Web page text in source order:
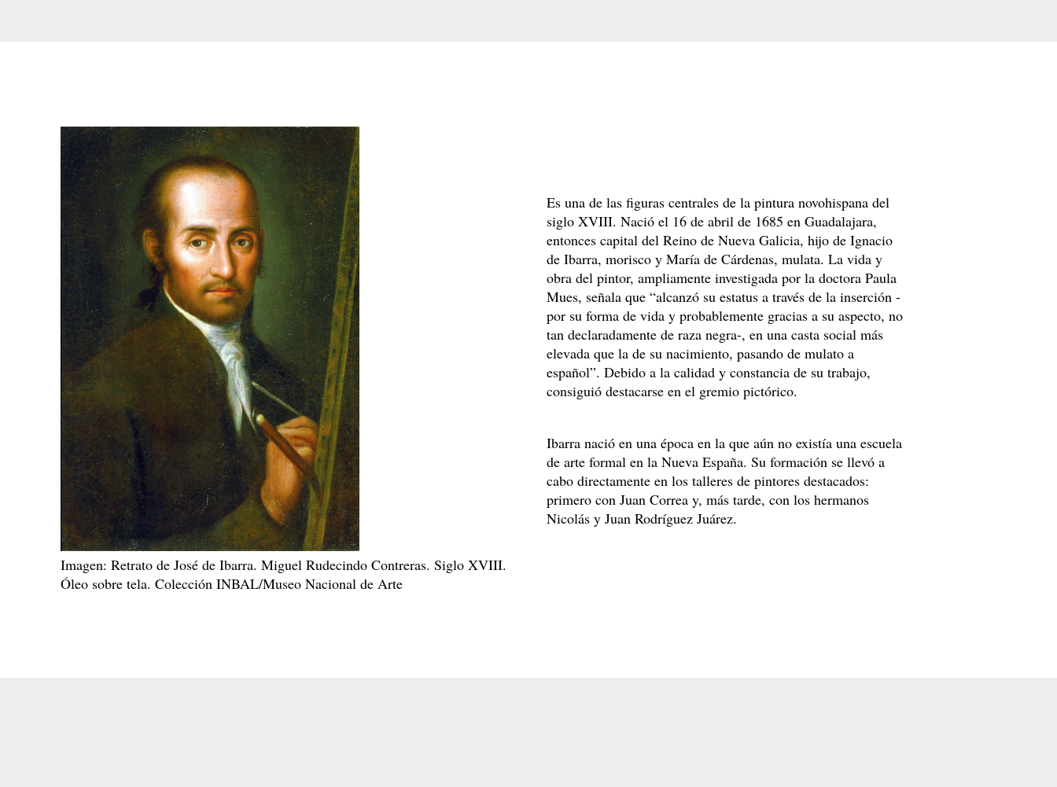
Imagen: Retrato de José de Ibarra. Miguel Rudecindo Contreras. Siglo XVIII.
Óleo sobre tela. Colección INBAL/Museo Nacional de Arte
Es una de las figuras centrales de la pintura novohispana del
siglo XVIII. Nació el 16 de abril de 1685 en Guadalajara,
entonces capital del Reino de Nueva Galicia, hijo de Ignacio
de Ibarra, morisco y María de Cárdenas, mulata. La vida y
obra del pintor, ampliamente investigada por la doctora Paula
Mues, señala que “alcanzó su estatus a través de la inserción -
por su forma de vida y probablemente gracias a su aspecto, no
tan declaradamente de raza negra-, en una casta social más
elevada que la de su nacimiento, pasando de mulato a
español”. Debido a la calidad y constancia de su trabajo,
consiguió destacarse en el gremio pictórico.
Ibarra nació en una época en la que aún no existía una escuela
de arte formal en la Nueva España. Su formación se llevó a
cabo directamente en los talleres de pintores destacados:
primero con Juan Correa y, más tarde, con los hermanos
Nicolás y Juan Rodríguez Juárez.